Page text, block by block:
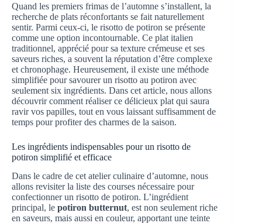
Quand les premiers frimas de l’automne s’installent, la
recherche de plats réconfortants se fait naturellement
sentir. Parmi ceux-ci, le risotto de potiron se présente
comme une option incontournable. Ce plat italien
traditionnel, apprécié pour sa texture crémeuse et ses
saveurs riches, a souvent la réputation d’être complexe
et chronophage. Heureusement, il existe une méthode
simplifiée pour savourer un risotto au potiron avec
seulement six ingrédients. Dans cet article, nous allons
découvrir comment réaliser ce délicieux plat qui saura
ravir vos papilles, tout en vous laissant suffisamment de
temps pour profiter des charmes de la saison.
Les ingrédients indispensables pour un risotto de
potiron simplifié et efficace
Dans le cadre de cet atelier culinaire d’automne, nous
allons revisiter la liste des courses nécessaire pour
confectionner un risotto de potiron. L’ingrédient
principal, le potiron butternut, est non seulement riche
en saveurs, mais aussi en couleur, apportant une teinte